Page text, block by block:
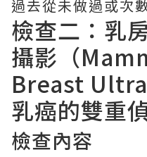
過去從未做過或次
檢查二：乳
攝影（
Breast
乳癌的雙重
檢查內容